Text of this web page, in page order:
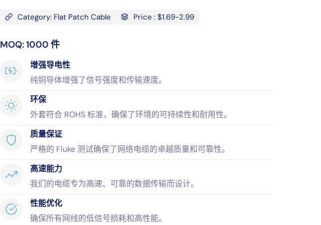
Category: Flat Patch Cable Price : $1.69-2.99
MOQ: 1000 件
增强导电性
纯铜导体增强了信号强度和传输速度。
环保
外套符合 ROHS 标准，确保了环境的可持续性和耐用性。
质量保证
严格的 Fluke 测试确保了网络电缆的卓越质量和可靠性。
高速能力
我们的电缆专为高速、可靠的数据传输而设计。
性能优化
确保所有网线的低信号损耗和高性能。